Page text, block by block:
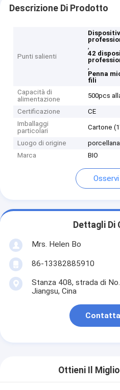
Descrizione Di Prodotto
Punti salienti
,
42
,
Penna
fili
Capacità di
alimentazione
500pcs
Certificazione
CE
Imballaggi
particolari
Cartone
Luogo di origine
porcellana
Marca
BIO
Dettagli Di
Mrs. Helen Bo
86-13382885910
Stanza 408, strada di
Jiangsu, Cina
Ottieni Il